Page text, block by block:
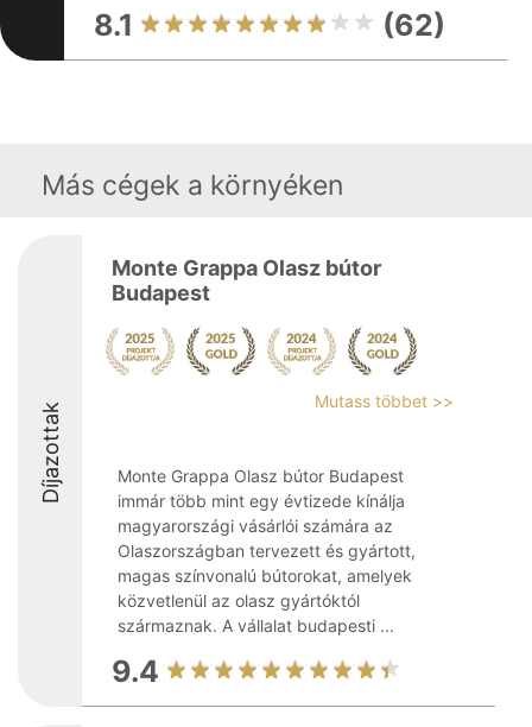
8.1 (62)
Más cégek a környéken
Díjazottak
Monte Grappa Olasz bútor
Budapest
Mutass többet >>
Monte Grappa Olasz bútor Budapest
immár több mint egy évtizede kínálja
magyarországi vásárlói számára az
Olaszországban tervezett és gyártott,
magas színvonalú bútorokat, amelyek
közvetlenül az olasz gyártóktól
származnak. A vállalat budapesti ...
9.4